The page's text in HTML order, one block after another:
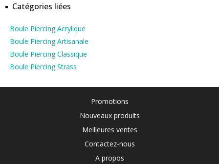
Catégories liées
Boule Piercing Acrylique
Boule Piercing Artisanale
Boule Piercing Classique
Boule Piercing Strass
Promotions
Nouveaux produits
Meilleures ventes
Contactez-nous
A propos